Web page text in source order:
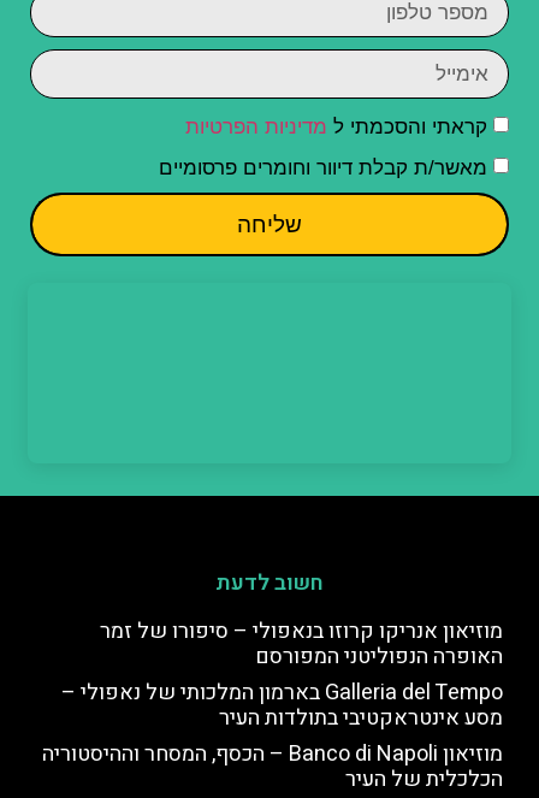
קראתי והסכמתי ל מדיניות הפרטיות
מאשר/ת קבלת דיוור וחומרים פרסומיים
שליחה
חשוב לדעת
מוזיאון אנריקו קרוזו בנאפולי – סיפורו של זמר
האופרה הנפוליטני המפורסם
Galleria del Tempo בארמון המלכותי של נאפולי –
מסע אינטראקטיבי בתולדות העיר
מוזיאון Banco di Napoli – הכסף, המסחר וההיסטוריה
הכלכלית של העיר